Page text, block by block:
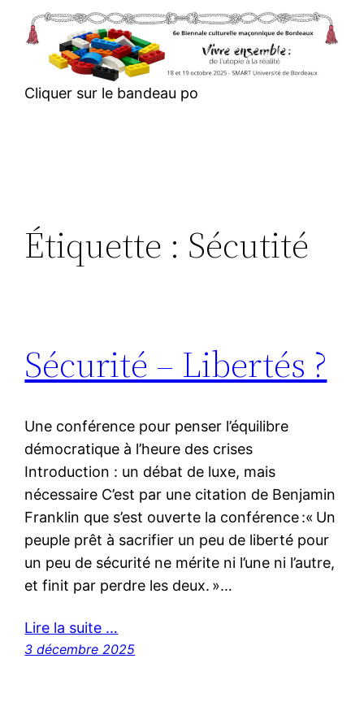
Aller
contenu
Cliquer sur le bandeau po
Étiquette : Sécutité
Sécurité – Libertés ?
Une conférence pour penser l’équilibre
démocratique à l’heure des crises
Introduction : un débat de luxe, mais
nécessaire C’est par une citation de Benjamin
Franklin que s’est ouverte la conférence :« Un
peuple prêt à sacrifier un peu de liberté pour
un peu de sécurité ne mérite ni l’une ni l’autre,
et finit par perdre les deux. »…
Lire la suite …
3 décembre 2025